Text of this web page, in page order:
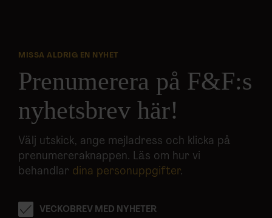
MISSA ALDRIG EN NYHET
Prenumerera på F&F:s
nyhetsbrev här!
Välj utskick, ange mejladress och klicka på
prenumereraknappen. Läs om hur vi
behandlar dina personuppgifter.
VECKOBREV MED NYHETER